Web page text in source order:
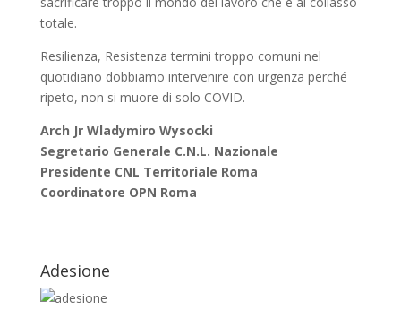
totale.
Resilienza, Resistenza termini troppo comuni nel
quotidiano dobbiamo intervenire con urgenza perché
ripeto, non si muore di solo COVID.
Arch Jr Wladymiro Wysocki
Segretario Generale C.N.L. Nazionale
Presidente CNL Territoriale Roma
Coordinatore OPN Roma
Adesione